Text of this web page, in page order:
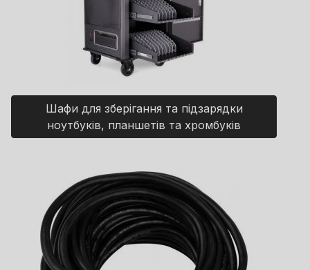
Шафи для зберігання та підзарядки
ноутбуків, планшетів та хромбуків